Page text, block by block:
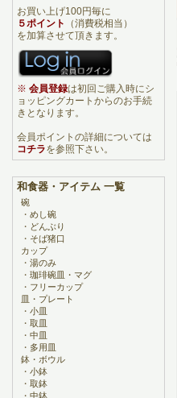
お買い上げ100円毎に
５ポイント
（消費税相当）
を加算させて頂きます。
※ 会員登録は初回ご購入時にシ
ョッピングカートからのお手続
きとなります。
会員ポイントの詳細については
コチラを参照下さい。
和食器・アイテム 一覧
碗
・ めし碗
・ どんぶり
・ そば猪口
カップ
・ 湯のみ
・ 珈琲碗皿・マグ
・ フリーカップ
皿・プレート
・ 小皿
・ 取皿
・ 中皿
・ 多用皿
鉢・ボウル
・ 小鉢
・ 取鉢
・ 中鉢